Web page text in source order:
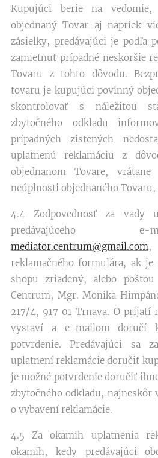
Kupujúci berie na vedomie,
objednaný Tovar aj napriek
zásielky, predávajúci je podľa
zamietnuť prípadné neskoršie
Tovaru z tohto dôvodu.
tovaru je kupujúci povinný
skontrolovať s náležitou
zbytočného odkladu
prípadných zistených
uplatnenú reklamáciu z
objednanom Tovare,
neúplnosti objednaného Tovaru,
4.4 Zodpovednosť za vady
predávajúceho
mediator.centrum@gmail.com,
reklamačného formulára, ak
shopu zriadený, alebo
Centrum, Mgr. Monika
217/4, 917 01 Trnava. O prijatí
vystaví a e-mailom doručí
potvrdenie. Predávajúci sa
uplatnení reklamácie doručiť
je možné potvrdenie doručiť
zbytočného odkladu, najneskôr
o vybavení reklamácie.
4.5 Za okamih uplatnenia
okamih, kedy predávajúci